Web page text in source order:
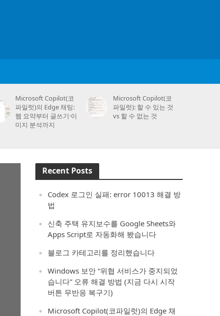
Microsoft Copilot(코
파일럿)의 Edge 채팅:
웹 요약부터 글쓰기·이
미지 분석까지
Microsoft Copilot(코
파일럿): 할 수 있는 것
vs 할 수 없는 것
Recent Posts
Codex 로그인 실패: error 10013 해결 방
법
신축 주택 유지보수를 Google Sheets와
Apps Script로 자동화해 봤습니다
블로그 카테고리를 정리했습니다
Windows 보안 “위협 서비스가 중지되었
습니다” 오류 해결 방법 (지금 다시 시작
버튼 무반응 복구기)
Microsoft Copilot(코파일럿)의 Edge 채